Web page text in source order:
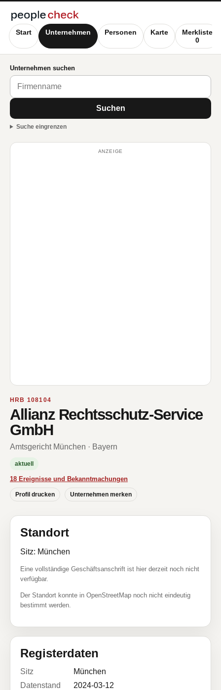
Start Unternehmen Personen Karte
Merkliste
0
Unternehmen suchen
Suchen
Suche eingrenzen
ANZEIGE
HRB 108104
Allianz Rechtsschutz-Service
GmbH
Amtsgericht München · Bayern
aktuell
18 Ereignisse und Bekanntmachungen
Profil drucken Unternehmen merken
Standort
Sitz: München
Eine vollständige Geschäftsanschrift ist hier derzeit noch nicht
verfügbar.
Der Standort konnte in OpenStreetMap noch nicht eindeutig
bestimmt werden.
Registerdaten
Sitz
München
Datenstand
2024-03-12